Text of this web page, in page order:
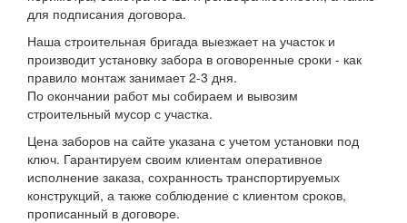
для подписания договора.
Наша строительная бригада выезжает на участок и
производит установку забора в оговоренные сроки - как
правило монтаж занимает 2-3 дня.
По окончании работ мы собираем и вывозим
строительный мусор с участка.
Цена заборов на сайте указана с учетом установки под
ключ. Гарантируем своим клиентам оперативное
исполнение заказа, сохранность транспортируемых
конструкций, а также соблюдение с клиентом сроков,
прописанный в договоре.